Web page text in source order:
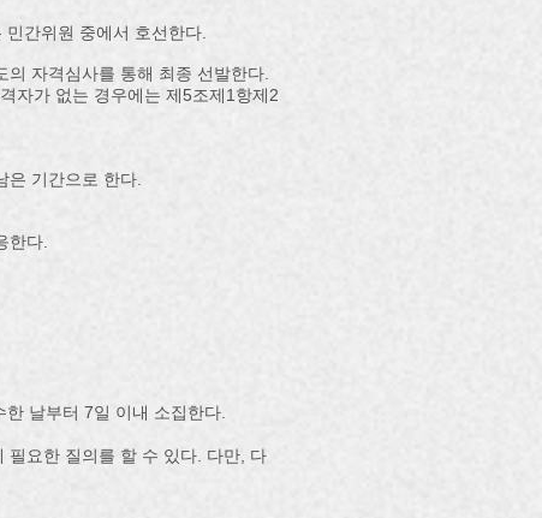
간위원 중에서 호선한다.​
자격심사를 통해 최종 선발한다.
자가 없는 경우에는 제5조제1항제2
기간으로 한다.
한다.
날부터 7일 이내 소집한다.
필요한 질의를 할 수 있다. 다만, 다